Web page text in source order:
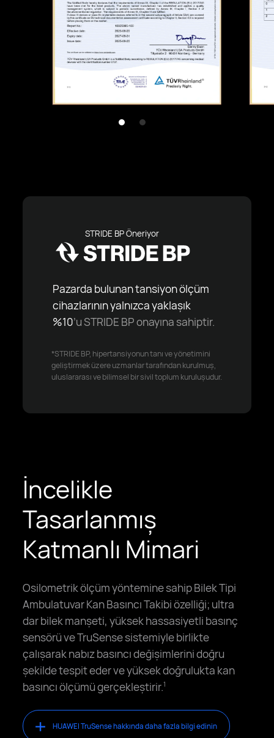
STRIDE BP Öneriyor
Pazarda bulunan tansiyon ölçüm
cihazlarının yalnızca yaklaşık
%10’u STRIDE BP onayına sahiptir.
*STRIDE BP, hipertansiyonun tanı ve yönetimini
geliştirmek üzere uzmanlar tarafından kurulmuş,
uluslararası ve bilimsel bir sivil toplum kuruluşudur.
İncelikle
Tasarlanmış
Katmanlı Mimari
Osilometrik ölçüm yöntemine sahip Bilek Tipi
Ambulatuvar Kan Basıncı Takibi özelliği; ultra
dar bilek manşeti, yüksek hassasiyetli basınç
sensörü ve TruSense sistemiyle birlikte
çalışarak nabız basıncı değişimlerini doğru
şekilde tespit eder ve yüksek doğrulukta kan
basıncı ölçümü gerçekleştirir.1
HUAWEI TruSense hakkında daha fazla bilgi edinin